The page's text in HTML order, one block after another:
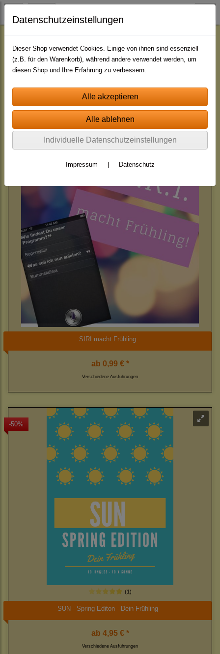
Sortierung wählen
Produkte je Seite
SIRI macht Frühling
ab 0,99 € *
Verschiedene Ausführungen
-50%
(1)
SUN - Spring Editon - Dein Frühling
ab 4,95 € *
Verschiedene Ausführungen
Datenschutzeinstellungen
Dieser Shop verwendet Cookies. Einige von ihnen sind essenziell
(z.B. für den Warenkorb), während andere verwendet werden, um
diesen Shop und Ihre Erfahrung zu verbessern.
Individuelle Datenschutzeinstellungen
Impressum Datenschutz